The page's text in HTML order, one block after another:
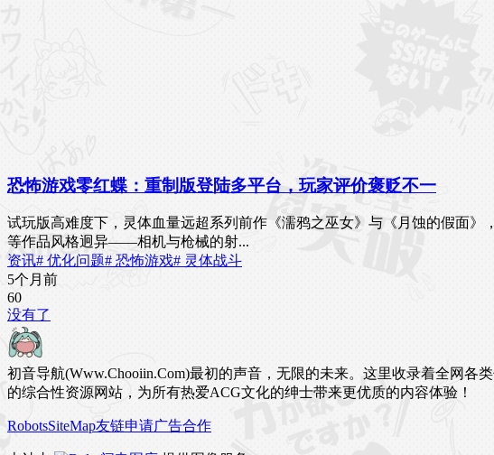
恐怖游戏零红蝶：重制版登陆多平台，玩家评价褒贬不一
试玩版高难度下，灵体血量远超系列前作《濡鸦之巫女》与《月蚀的假面》
等作品风格迥异——相机与枪械的射...
资讯# 优化问题# 恐怖游戏# 灵体战斗
5个月前
60
没有了
初音导航(Www.Chooiin.Com)最初的声音，无限的未来。这里收录着全网
的综合性资源网站，为所有热爱ACG文化的绅士带来更优质的内容体验！
RobotsSiteMap友链申请广告合作